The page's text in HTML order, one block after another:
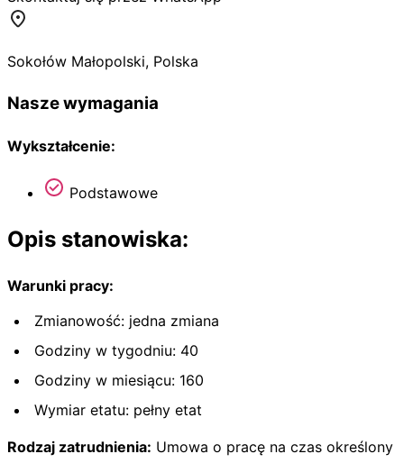
Sokołów Małopolski, Polska
Nasze wymagania
Wykształcenie:
Podstawowe
Opis stanowiska:
Warunki pracy:
Zmianowość: jedna zmiana
Godziny w tygodniu: 40
Godziny w miesiącu: 160
Wymiar etatu: pełny etat
Rodzaj zatrudnienia: Umowa o pracę na czas określony